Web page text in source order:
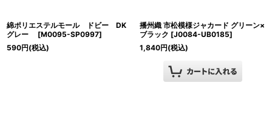
綿ポリエステルモール ドビー DK
グレー
[M0095-SP0997]
590円(税込)
播州織 市松模様ジャカード グリーン×
ブラック [J0084-UB0185]
1,840円(税込)